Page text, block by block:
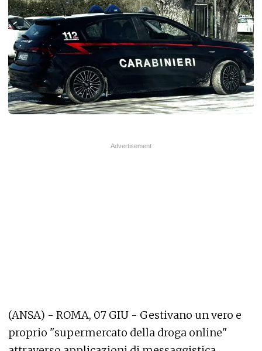
(ANSA) - ROMA, 07 GIU - Gestivano un vero e
proprio "supermercato della droga online"